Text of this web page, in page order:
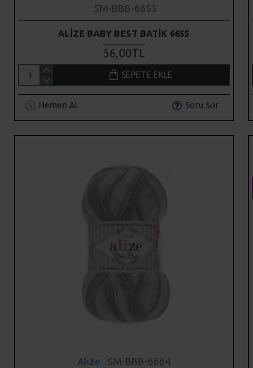
SM-BBB-6655
ALIZE BABY BEST BATIK 6655
56,00TL
SEPETE EKLE
Hemen Al Soru Sor
Alize SM-BBB-6664